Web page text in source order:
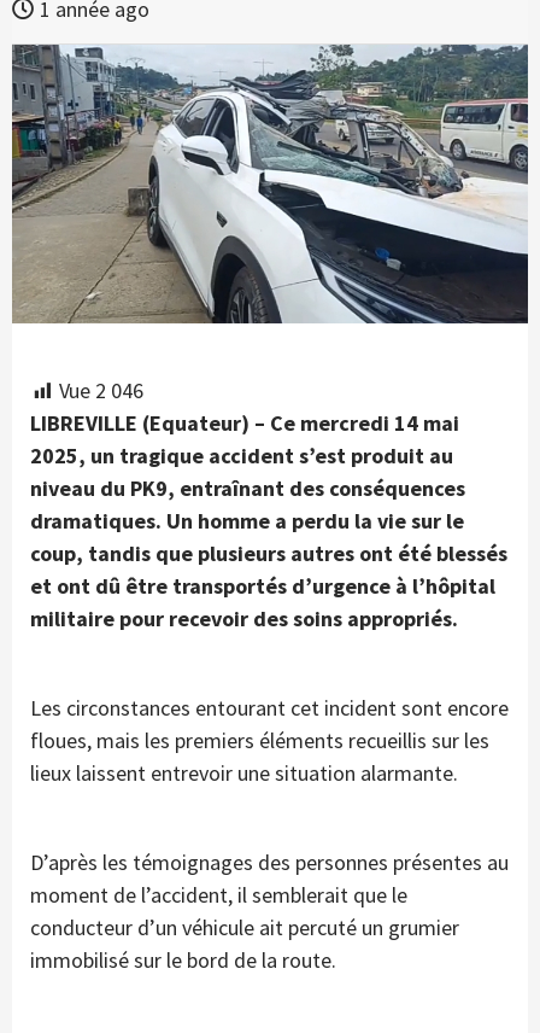
1 année ago
Vue 2 046
LIBREVILLE (Equateur) – Ce mercredi 14 mai
2025, un tragique accident s’est produit au
niveau du PK9, entraînant des conséquences
dramatiques. Un homme a perdu la vie sur le
coup, tandis que plusieurs autres ont été blessés
et ont dû être transportés d’urgence à l’hôpital
militaire pour recevoir des soins appropriés.
Les circonstances entourant cet incident sont encore
floues, mais les premiers éléments recueillis sur les
lieux laissent entrevoir une situation alarmante.
D’après les témoignages des personnes présentes au
moment de l’accident, il semblerait que le
conducteur d’un véhicule ait percuté un grumier
immobilisé sur le bord de la route.